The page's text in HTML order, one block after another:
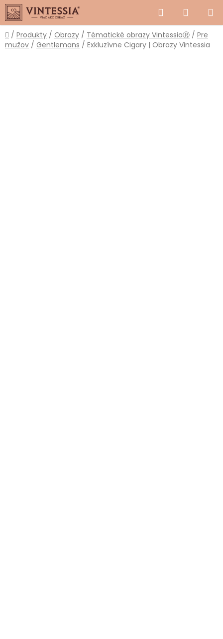
Prejsť
na
obsah
Hľadať
KOŠÍK
Domov
/ Produkty / Obrazy / Tématické obrazy VintessiaⓇ / Pre
mužov / Gentlemans / Exkluzívne Cigary | Obrazy Vintessia